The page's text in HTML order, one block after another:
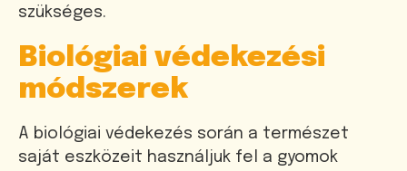
szükséges.
Biológiai védekezési
módszerek
A biológiai védekezés során a természet
saját eszközeit használjuk fel a gyomok